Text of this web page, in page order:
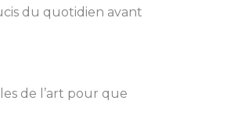
du quotidien avant
de l’art pour que